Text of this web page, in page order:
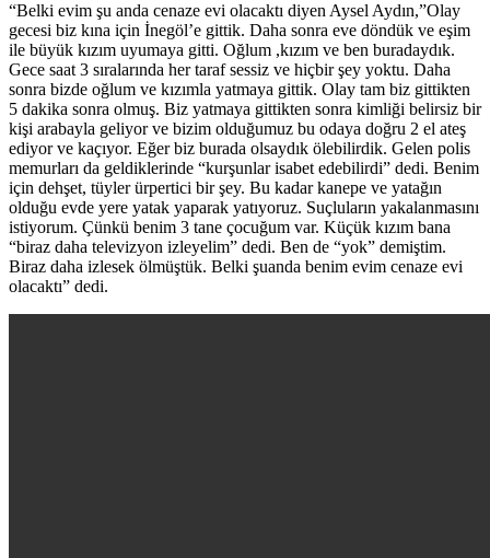
“Belki evim şu anda cenaze evi olacaktı diyen Aysel Aydın,”Olay
gecesi biz kına için İnegöl’e gittik. Daha sonra eve döndük ve eşim
ile büyük kızım uyumaya gitti. Oğlum ,kızım ve ben buradaydık.
Gece saat 3 sıralarında her taraf sessiz ve hiçbir şey yoktu. Daha
sonra bizde oğlum ve kızımla yatmaya gittik. Olay tam biz gittikten
5 dakika sonra olmuş. Biz yatmaya gittikten sonra kimliği belirsiz bir
kişi arabayla geliyor ve bizim olduğumuz bu odaya doğru 2 el ateş
ediyor ve kaçıyor. Eğer biz burada olsaydık ölebilirdik. Gelen polis
memurları da geldiklerinde “kurşunlar isabet edebilirdi” dedi. Benim
için dehşet, tüyler ürpertici bir şey. Bu kadar kanepe ve yatağın
olduğu evde yere yatak yaparak yatıyoruz. Suçluların yakalanmasını
istiyorum. Çünkü benim 3 tane çocuğum var. Küçük kızım bana
“biraz daha televizyon izleyelim” dedi. Ben de “yok” demiştim.
Biraz daha izlesek ölmüştük. Belki şuanda benim evim cenaze evi
olacaktı” dedi.